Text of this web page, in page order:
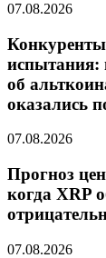
07.08.2026
испытания:
об
оказались
07.08.2026
Прогноз
когда XRP
07.08.2026